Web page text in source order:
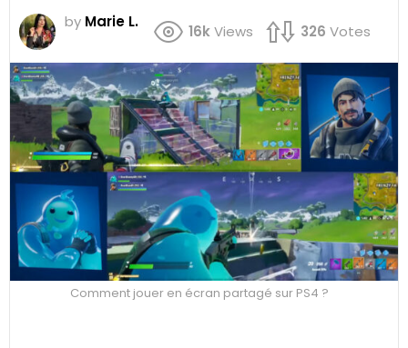
by Marie L.
16kViews 326 Votes
Comment jouer en écran partagé sur PS4 ?